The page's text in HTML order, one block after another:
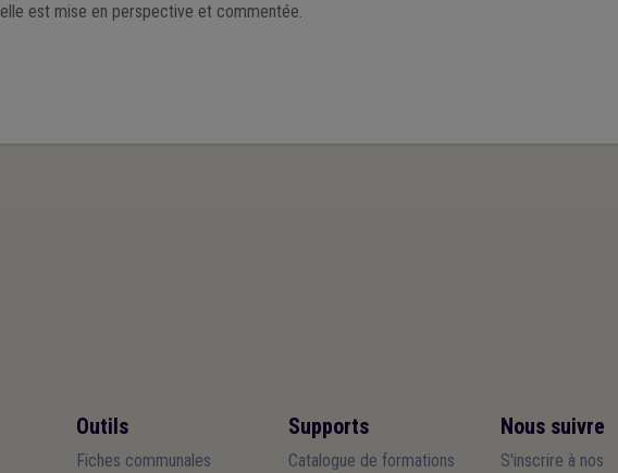
elle est mise en perspective et commentée.
Outils
Fiches communales
Supports
Catalogue de formations
Nous suivre
S'inscrire à nos